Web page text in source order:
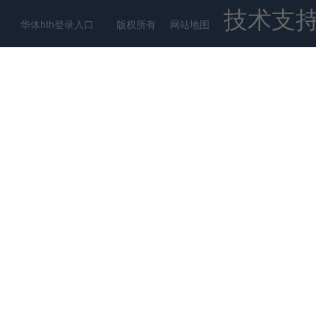
华体hth登录入口 版权所有 网站地图 技术支